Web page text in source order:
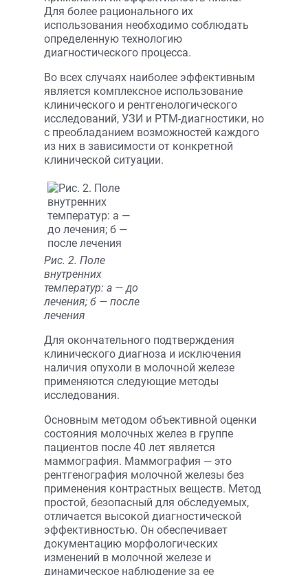
Для более рационального их
использования необходимо соблюдать
определенную технологию
диагностического процесса.
Во всех случаях наиболее эффективным
является комплексное использование
клинического и рентгенологического
исследований, УЗИ и РТМ-диагностики, но
с преобладанием возможностей каждого
из них в зависимости от конкретной
клинической ситуации.
Рис. 2. Поле
внутренних
температур: а — до
лечения; б — после
лечения
Для окончательного подтверждения
клинического диагноза и исключения
наличия опухоли в молочной железе
применяются следующие методы
исследования.
Основным методом объективной оценки
состояния молочных желез в группе
пациентов после 40 лет является
маммография. Маммография — это
рентгенография молочной железы без
применения контрастных веществ. Метод
простой, безопасный для обследуемых,
отличается высокой диагностической
эффективностью. Он обеспечивает
документацию морфологических
изменений в молочной железе и
динамическое наблюдение за ее